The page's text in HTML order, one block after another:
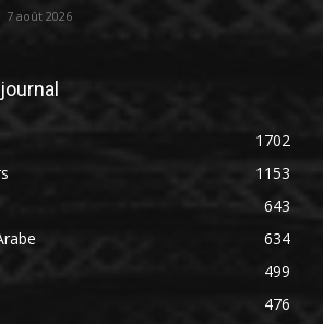
7 août 2026
1702
1153
643
634
499
476